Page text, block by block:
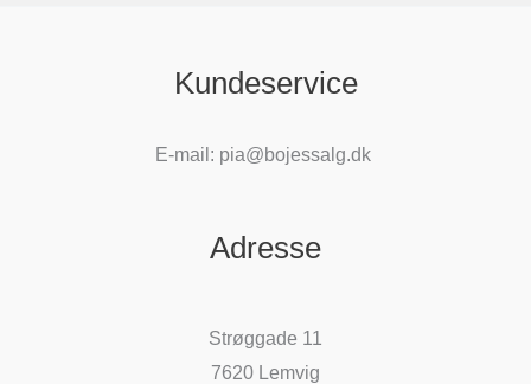
Kundeservice
E-mail: pia@bojessalg.dk
Adresse
Strøggade 11
7620 Lemvig